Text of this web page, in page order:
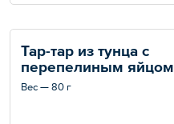
Тар-тар из тунца с
перепелиным яйцом
Вес — 80 г